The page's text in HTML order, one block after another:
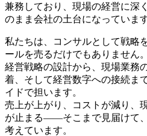
兼務しており、現場の経営に深
のまま会社の土台になっています
私たちは、コンサルとして戦略
ールを売るだけでもありません。
経営戦略の設計から、現場業務
着、そして経営数字への接続ま
イドで担います。
売上が上がり、コストが減り、
が止まる——そこまで見届けて
考えています。